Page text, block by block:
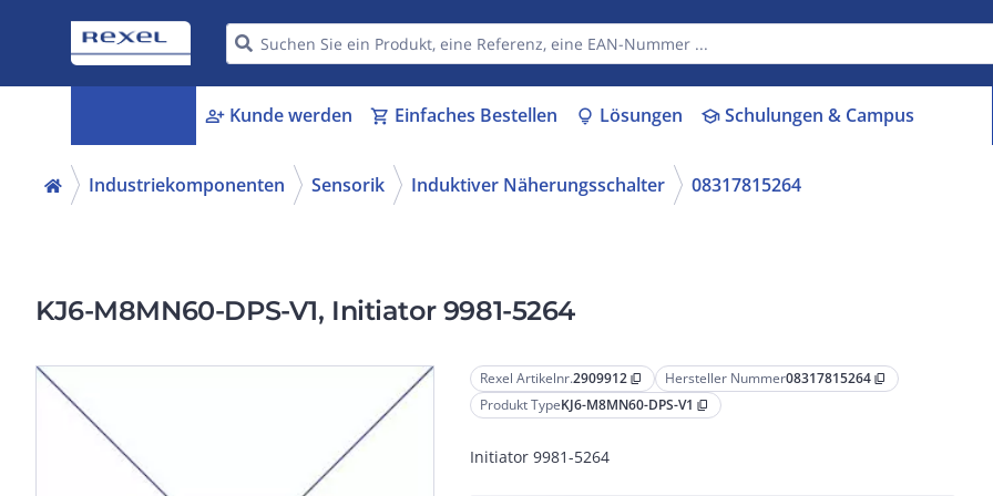
person_add Kunde werden shopping_cart Einfaches Bestellen lightbulb Lösungen schoolSchulungen & Campus
Industriekomponenten Sensorik Induktiver Näherungsschalter 08317815264
KJ6-M8MN60-DPS-V1, Initiator 9981-5264
Rexel Artikelnr.2909912 content_copy Hersteller Nummer08317815264 content_copy
Produkt TypeKJ6-M8MN60-DPS-V1 content_copy
Initiator 9981-5264